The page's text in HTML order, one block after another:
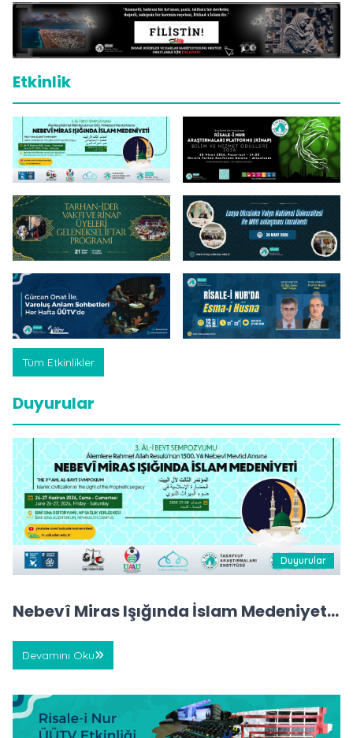
Etkinlik
Tüm Etkinlikler
Duyurular
Duyurular
Nebevî Miras Işığında İslam Medeniyeti
Devamını Oku